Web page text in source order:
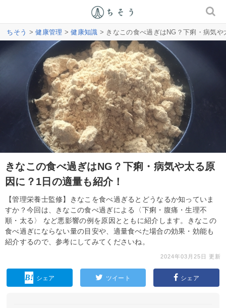
ちそう >健康管理 >健康知識 > きなこの食べ過ぎはNG？下痢・病気
きなこの食べ過ぎはNG？下痢・病気や太る原
因に？1日の適量も紹介！
【管理栄養士監修】きなこを食べ過ぎるとどうなるか知っていま
すか？今回は、きなこの食べ過ぎによる〈下痢・腹痛・生理不
順・太る〉 など悪影響の例を原因とともに紹介します。きなこの
食べ過ぎにならない量の目安や、適量食べた場合の効果・効能も
紹介するので、参考にしてみてくださいね。
2024年03月25日 更新
シェア ツイート シェア